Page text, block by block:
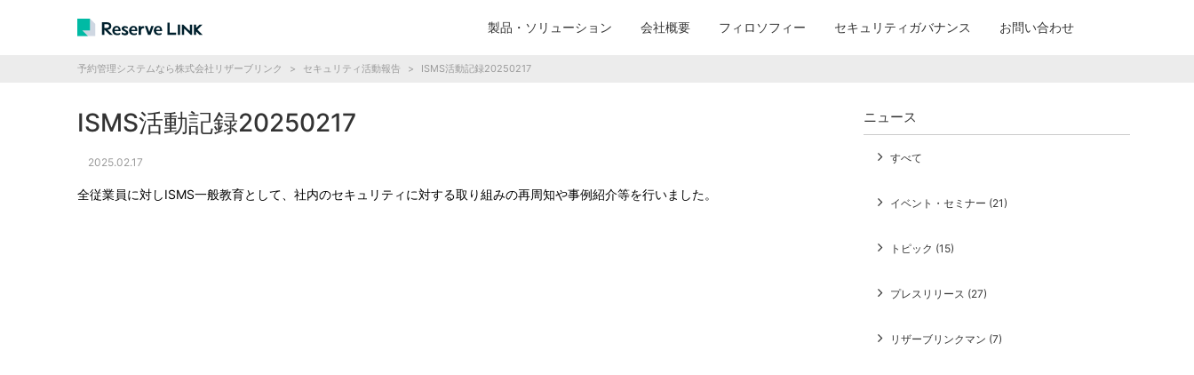
製品・ソリューション 会社概要 フィロソフィー セキュリティガバナンス お問い合わせ
予約管理システムなら株式会社リザーブリンク > セキュリティ活動報告 > ISMS活動記録20250217
ISMS活動記録20250217
2025.02.17
全従業員に対しISMS一般教育として、社内のセキュリティに対する取り組みの再周知や事例紹介等を行いました。
ニュース
すべて
イベント・セミナー (21)
トピック (15)
プレスリリース (27)
リザーブリンクマン (7)